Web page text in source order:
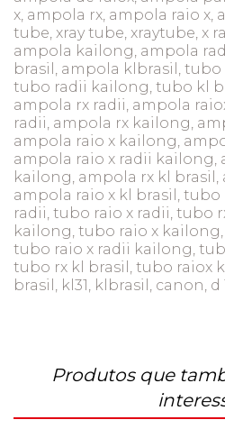
x, ampola rx, ampola raio x,
tube, xray tube, xraytube, x
ampola kailong, ampola
brasil, ampola klbrasil,
tubo radii kailong, tubo kl
ampola rx radii, ampola
radii, ampola rx kailong,
ampola raio x kailong,
ampola raio x radii kailong,
kailong, ampola rx kl
ampola raio x kl brasil, tubo
radii, tubo raio x radii, tubo
kailong, tubo raio x
tubo raio x radii kailong,
tubo rx kl brasil, tubo raiox
brasil, kl31, klbrasil, canon, d
Produtos que